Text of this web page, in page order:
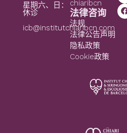
星期六、日：
休诊
icb@institutchiaribcn.com
chiaribcn
法律咨询
法规
法律公告声明
隐私政策
Cookie政策